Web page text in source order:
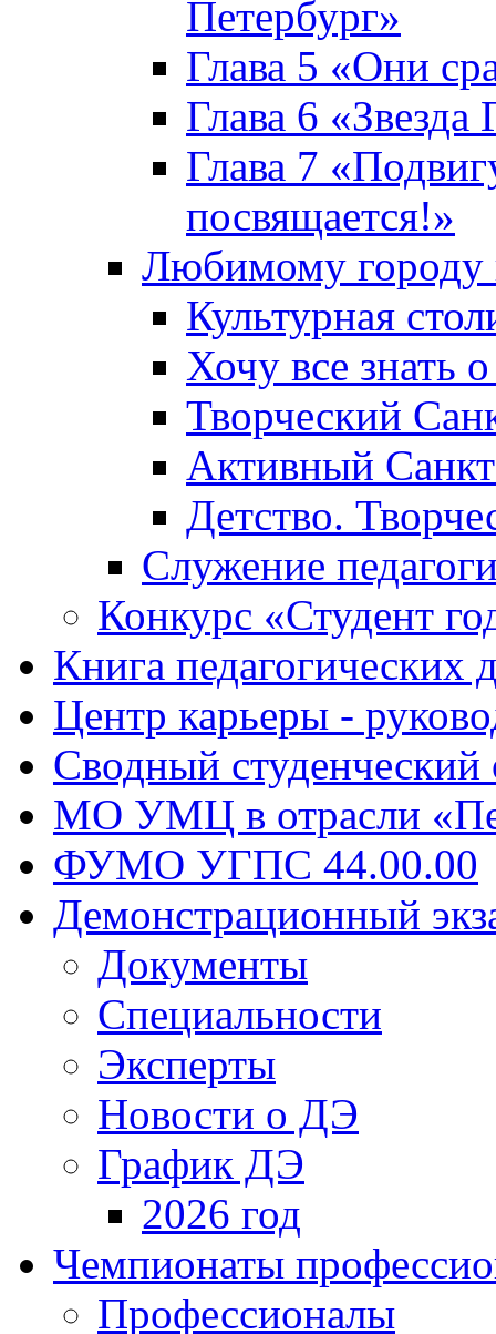
Петербург»
Глава 5 «Они
Глава 6 «Звезда
Глава 7
посвящается!»
Любимому городу
Культурная
Хочу все знать
Творческий
Активный
Детство.
Служение
Конкурс «Студент
Книга педагогических
Центр карьеры -
Сводный
МО УМЦ в отрасли
ФУМО УГПС 44.00.00
Демонстрационный
Документы
Специальности
Эксперты
Новости о ДЭ
График ДЭ
2026 год
Чемпионаты
Профессионалы